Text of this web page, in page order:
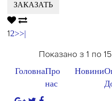
ЗАКАЗАТЬ
12>>|
Показано з 1 по 15
ГоловнаПро
нас
Новини